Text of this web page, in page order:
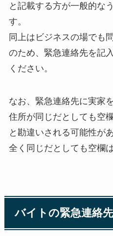
と記載する方が一般的な
す。
同上はビジネスの場でも
のため、緊急連絡先を記
ください。
なお、緊急連絡先に実家
住所が同じだとしても空
と勘違いされる可能性が
全く同じだとしても空欄
バイトの緊急連絡